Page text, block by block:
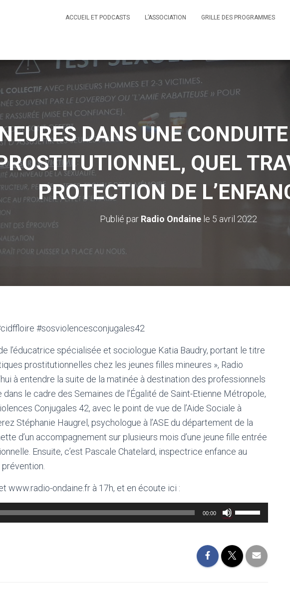
ACCUEIL ET PODCASTS L’ASSOCIATION GRILLE DES PROGRAMMES
DANS UNE
QUEL
PROTECTION DE
Publié par Radio Ondainele 5 avril 2022
#sosviolencesconjugales42
l’éducatrice spécialisée et sociologue Katia Baudry, portant le titre
prostitutionnelles chez les jeunes filles mineures », Radio
à entendre la suite de la matinée à destination des professionnels
le cadre des Semaines de l’Égalité de Saint-Etienne Métropole,
Conjugales 42, avec le point de vue de l’Aide Sociale à
Stéphanie Haugrel, psychologue à l’ASE du département de la
d’un accompagnement sur plusieurs mois d’une jeune fille entrée
Ensuite, c’est Pascale Chatelard, inspectrice enfance au
www.radio-ondaine.fr à 17h, et en écoute ici :
00:00
Utilisez
les
haut/bas
pour